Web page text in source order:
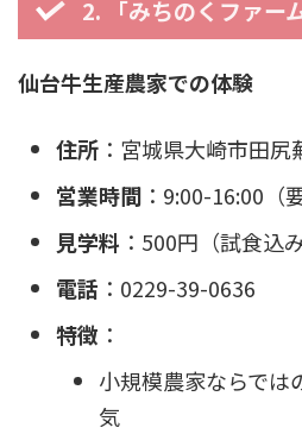
2. 「みちのくファー
仙台牛生産農家での体験
住所 ：宮城県大崎市田
営業時間 ：9:00-16:00（
見学料 ：500円（試食込み
電話 ：0229-39-0636
特徴 ：
小規模農家ならでは
気